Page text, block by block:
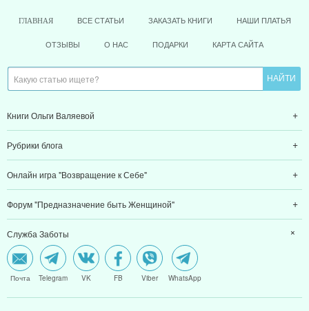
ГЛАВНАЯ ВСЕ СТАТЬИ ЗАКАЗАТЬ КНИГИ НАШИ ПЛАТЬЯ
ОТЗЫВЫ О НАС ПОДАРКИ КАРТА САЙТА
Книги Ольги Валяевой
Рубрики блога
Онлайн игра "Возвращение к Себе"
Форум "Предназначение быть Женщиной"
Служба Заботы
Почта Telegram VK FB Viber WhatsApp